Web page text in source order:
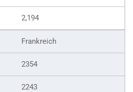
2,194
Frankreich
2354
2243